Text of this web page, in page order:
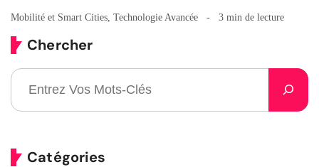
Mobilité et Smart Cities Technologie Avancée 3 min de lecture
Chercher
Catégories